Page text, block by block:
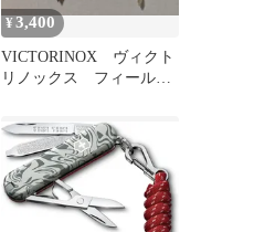
¥3,400
VICTORINOX ヴィクト
リノックス フィールド